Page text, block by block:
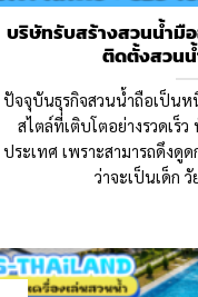
บริษัทรับสร้างสวนน้ำมื
ติดตั้งสวน
ปัจจุบันธุรกิจสวนน้ำถือเป็นห
สไตล์ที่เติบโตอย่างรวดเร็
ประเทศ เพราะสามารถดึงดู
ว่าจะเป็นเด็ก